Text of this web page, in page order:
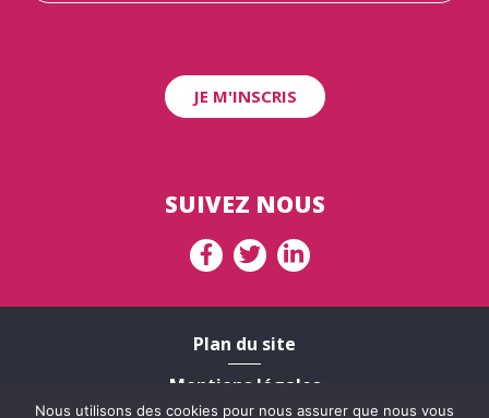
SUIVEZ NOUS
Plan du site
Mentions légales
Nous utilisons des cookies pour nous assurer que nous vous